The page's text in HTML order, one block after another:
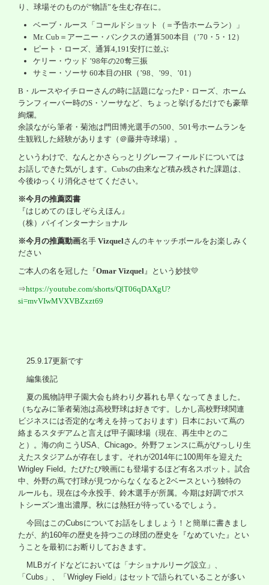
り、球場そのものが“物語”を生む存在に。
ベーブ・ルース「コールドショット（＝予告ホームラン）」
Mr. Cub ＝アーニー・バンクスの通算500本目（ ’70 ・ 5 ・ 12 ）
ピート・ローズ、通算4,191 安打に並ぶ
ケリー・ウッド ’98年の20奪三振
サミー・ソーサ 60本目のHR （ ’98 ’99 ’01 ）
B ・ルースやイチローさんの時に話題になったP ・ローズ、ホーム
ランフィーバー時のS ・ソーサなど、ちょっと挙げるだけでも豪華
絢爛。
余談ながら筆者・菊池は門田博光選手の500 501 号ホームランを
生観戦した経験があります（＠藤井寺球場）。
というわけで、なんとかさらっとリグレーフィールドについては
お話しできた気がします。 Cubsの由来など積み残された課題は、
今後ゆっくり消化させてください。
※今月の推薦図書
『はじめての ほしぞらえほん』
（株）パイインターナショナル
※今月の推薦動画名手 Vizquelさんのキャッチボールをお楽しみく
ださい
ご本人の名を冠した『Omar Vizquel 』という妙技💛
⇒https://youtube.com/shorts/QlT06qDAXgU?
si=mvVIwMVXVBZxzt69
25.9.17更新です
編集後記
夏の風物詩甲子園大会も終わり夕暮れも早くなってきました。
（ちなみに筆者菊池は高校野球は好きです。しかし高校野球関連
ビジネスには否定的な考えを持っております）日本において蔦の
絡まるスタヂアムと言えば甲子園球場（現在、再生中とのこ
と）。海の向こう USA Chicago 。外野フェンスに蔦がびっしり生
えたスタジアムが存在します。それが2014年に 100周年を迎えた
Wrigley Field。たびたび映画にも登場するほど有名スポット。試合
中、外野の蔦で打球が見つからなくなると 2ベースという独特の
ルールも。現在は今永投手、鈴木選手が所属。今期は好調でポス
トシーズン進出濃厚。秋には熱狂が待っているでしょう。
今回はこのCubsについてお話をしましょう！と簡単に書きまし
たが、約160年の歴史を持つこの球団の歴史を『なめていた』とい
うことを最初にお断りしておきます。
MLBガイドなどにおいては「ナショナルリーグ設立」、
「Cubs 」、「Wrigley Field 」はセットで語られていることが多い